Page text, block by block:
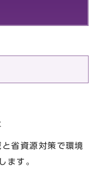
省資源対策で環境
ます。